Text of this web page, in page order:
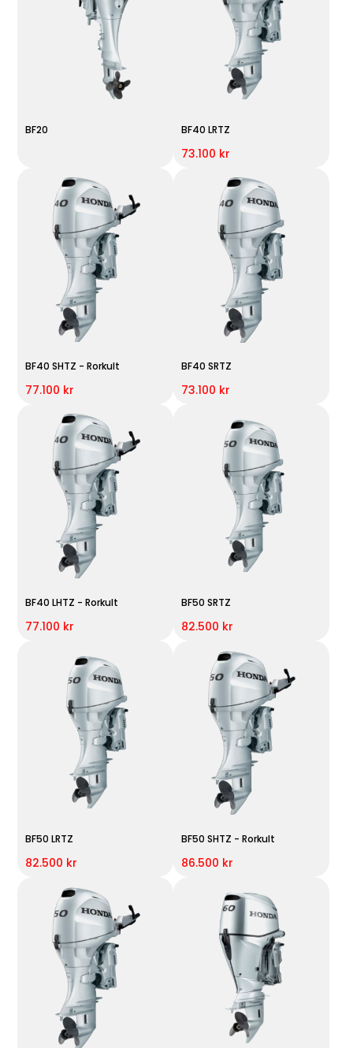
BF20 BF40 LRTZ
73.100 kr
BF40 SHTZ - Rorkult
77.100 kr
BF40 SRTZ
73.100 kr
BF40 LHTZ - Rorkult
77.100 kr
BF50 SRTZ
82.500 kr
BF50 LRTZ
82.500 kr
BF50 SHTZ - Rorkult
86.500 kr